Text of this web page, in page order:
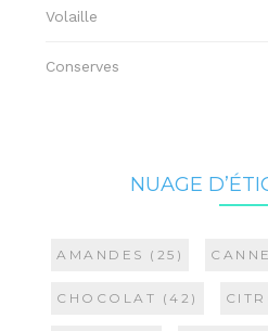
Volaille
Conserves
NUAGE
AMANDES (25)
CHOCOLAT (42)